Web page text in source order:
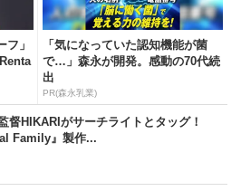
フ」
「気になっていた認知機能が菌
で…」森永が開発。感動の70代続
出
PR(森永乳業)
督HIKARIがサーチライトとタッグ！
Family』製作...